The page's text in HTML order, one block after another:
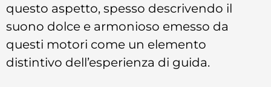
questo aspetto, spesso descrivendo il
suono dolce e armonioso emesso da
questi motori come un elemento
distintivo dell’esperienza di guida.